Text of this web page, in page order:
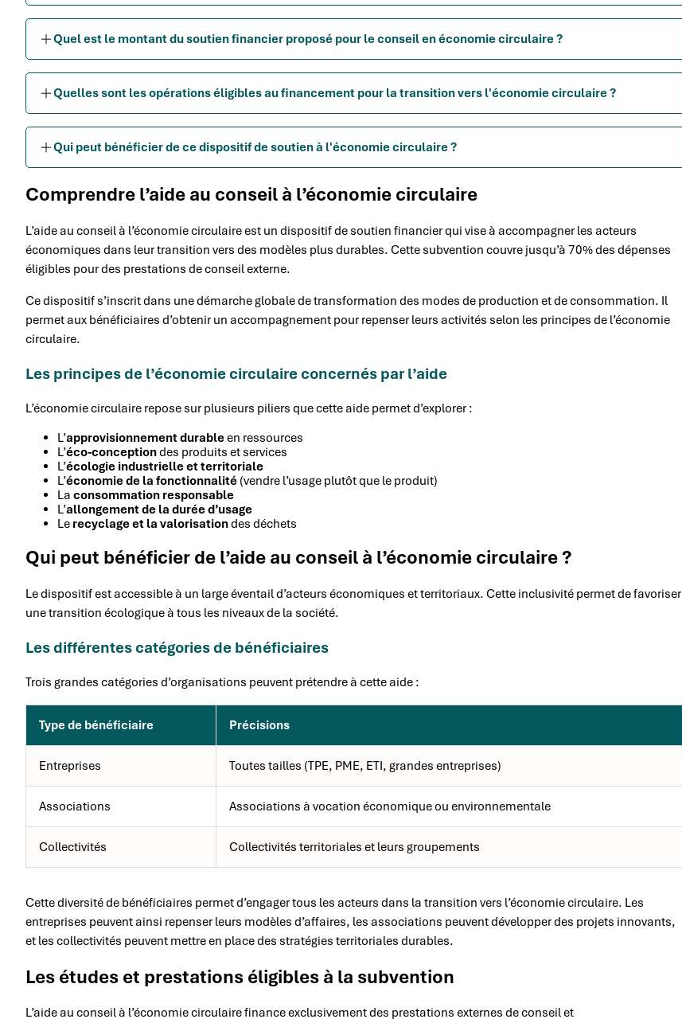
Quel est le montant du soutien financier proposé pour le conseil en économie circulaire ?
Quelles sont les opérations éligibles au financement pour la transition vers l'économie circulaire ?
Qui peut bénéficier de ce dispositif de soutien à l'économie circulaire ?
Comprendre l’aide au conseil à l’économie circulaire
L’aide au conseil à l’économie circulaire est un dispositif de soutien financier qui vise à accompagner les acteurs
économiques dans leur transition vers des modèles plus durables. Cette subvention couvre jusqu’à 70% des dépenses
éligibles pour des prestations de conseil externe.
Ce dispositif s’inscrit dans une démarche globale de transformation des modes de production et de consommation. Il
permet aux bénéficiaires d’obtenir un accompagnement pour repenser leurs activités selon les principes de l’économie
circulaire.
Les principes de l’économie circulaire concernés par l’aide
L’économie circulaire repose sur plusieurs piliers que cette aide permet d’explorer :
L’approvisionnement durableen ressources
L’éco-conceptiondes produits et services
L’écologie industrielle et territoriale
L’économie de la fonctionnalité (vendre l’usage plutôt que le produit)
La consommation responsable
L’allongement de la durée d’usage
Le recyclage et la valorisationdes déchets
Qui peut bénéficier de l’aide au conseil à l’économie circulaire ?
Le dispositif est accessible à un large éventail d’acteurs économiques et territoriaux. Cette inclusivité permet de favoriser
une transition écologique à tous les niveaux de la société.
Les différentes catégories de bénéficiaires
Trois grandes catégories d’organisations peuvent prétendre à cette aide :
Type de bénéficiaire Précisions
Entreprises Toutes tailles (TPE, PME, ETI, grandes entreprises)
Associations Associations à vocation économique ou environnementale
Collectivités Collectivités territoriales et leurs groupements
Cette diversité de bénéficiaires permet d’engager tous les acteurs dans la transition vers l’économie circulaire. Les
entreprises peuvent ainsi repenser leurs modèles d’affaires, les associations peuvent développer des projets innovants,
et les collectivités peuvent mettre en place des stratégies territoriales durables.
Les études et prestations éligibles à la subvention
L’aide au conseil à l’économie circulaire finance exclusivement des prestations externes de conseil et